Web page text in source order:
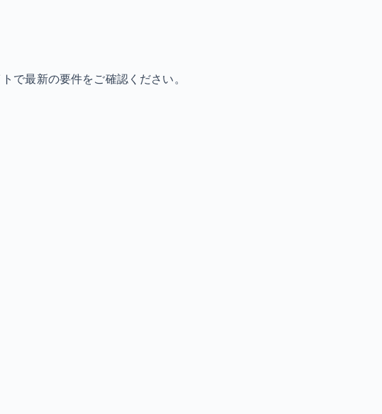
で最新の要件をご確認ください。